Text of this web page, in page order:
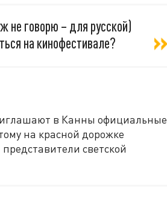
не говорю – для русской)
на кинофестивале?
в Канны официальные
на красной дорожке
светской